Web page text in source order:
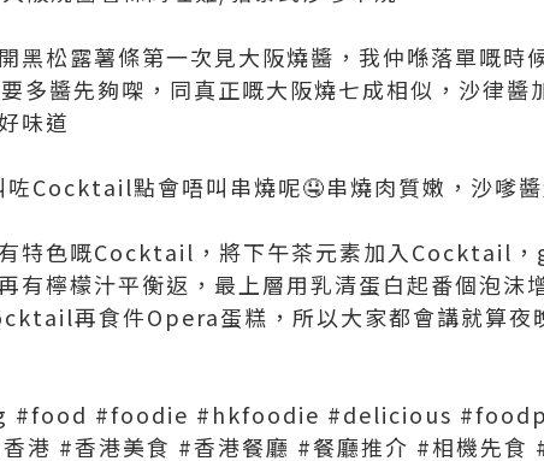
黑松露薯條第一次見大阪燒醬，我仲喺落單嘅時
多醬先夠㗎，同真正嘅大阪燒七成相似，沙律醬
味道
Cocktail點會唔叫串燒呢🤤串燒肉質嫩，沙嗲
特色嘅Cocktail，將下午茶元素加入Cocktail，
有檸檬汁平衡返，最上層用乳清蛋白起番個泡沫
再食件Opera蛋糕，所以大家都會講就算夜
#food #foodie #hkfoodie #delicious
#香港美食 #香港餐廳 #餐廳推介 #相機先食